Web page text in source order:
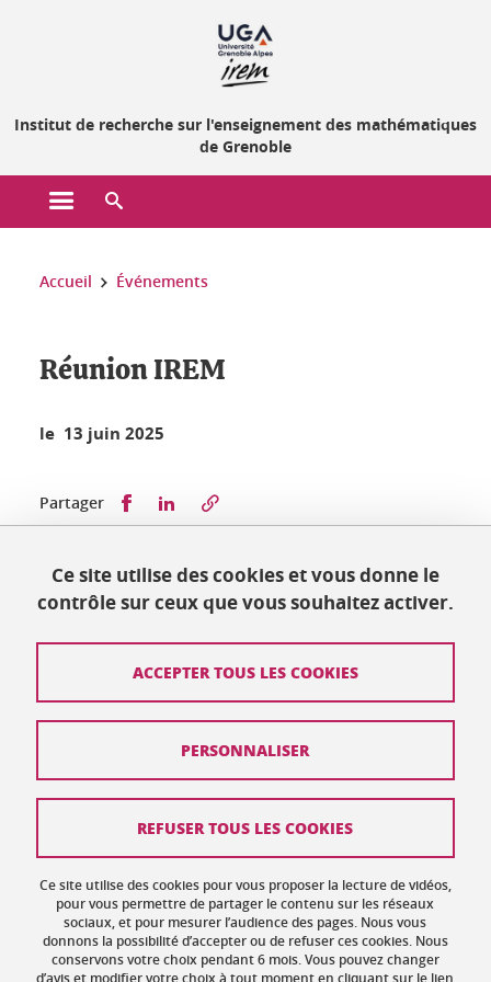
Institut de recherche sur l'enseignement des mathématiques
de Grenoble
Ouvrir le menu principal
Vous êtes ici :
Accueil Événements
Réunion IREM
le 13 juin 2025
Partager Partager sur Facebook
Partager sur LinkedIn
Publié le 24 juillet 2024
Mis à jour le 24 juillet 2024
Contact
Mentions légales
Données personnelles : politique de confidentialité
Gestion des cookies
Ce site utilise des cookies et vous donne le
contrôle sur ceux que vous souhaitez activer.
Ce site utilise des cookies pour vous proposer la lecture de vidéos,
pour vous permettre de partager le contenu sur les réseaux
sociaux, et pour mesurer l’audience des pages. Nous vous
donnons la possibilité d’accepter ou de refuser ces cookies. Nous
conservons votre choix pendant 6 mois. Vous pouvez changer
d’avis et modifier votre choix à tout moment en cliquant sur le lien
ACCEPTER TOUS LES COOKIES
REFUSER TOUS LES COOKIES
PERSONNALISER